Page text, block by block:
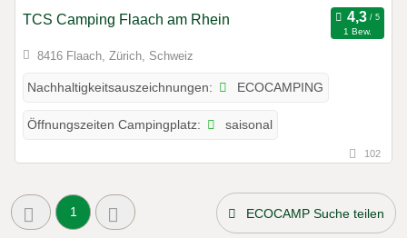
TCS Camping Flaach am Rhein
1 Bew.
8416 Flaach, Zürich, Schweiz
Nachhaltigkeitsauszeichnungen: ECOCAMPING
Öffnungszeiten Campingplatz: saisonal
102
1 ECOCAMP Suche teilen